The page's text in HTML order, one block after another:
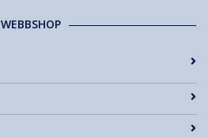
WEBBSHOP